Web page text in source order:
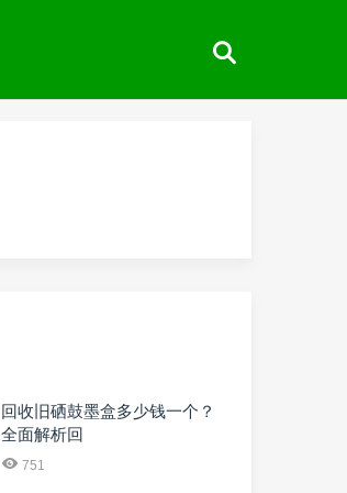
回收旧硒鼓墨盒多少钱一个？
全面解析回
751